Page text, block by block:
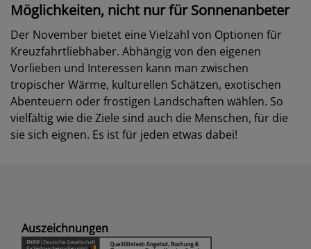
Möglichkeiten, nicht nur für Sonnenanbeter
Der November bietet eine Vielzahl von Optionen für
Kreuzfahrtliebhaber. Abhängig von den eigenen
Vorlieben und Interessen kann man zwischen
tropischer Wärme, kulturellen Schätzen, exotischen
Abenteuern oder frostigen Landschaften wählen. So
vielfältig wie die Ziele sind auch die Menschen, für die
sie sich eignen. Es ist für jeden etwas dabei!
Auszeichnungen